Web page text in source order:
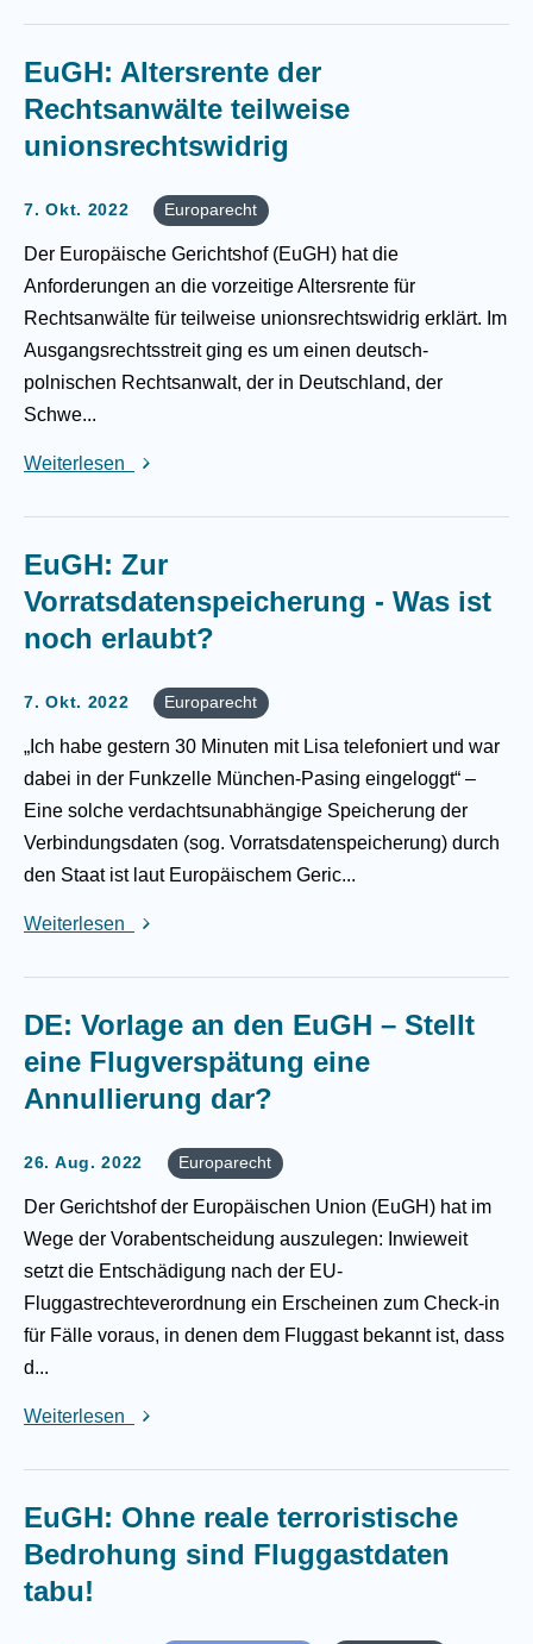
EuGH: Altersrente der
Rechtsanwälte teilweise
unionsrechtswidrig
7. Okt. 2022 Europarecht
Der Europäische Gerichtshof (EuGH) hat die
Anforderungen an die vorzeitige Altersrente für
Rechtsanwälte für teilweise unionsrechtswidrig erklärt. Im
Ausgangsrechtsstreit ging es um einen deutsch-
polnischen Rechtsanwalt, der in Deutschland, der
Schwe...
Weiterlesen
EuGH: Zur
Vorratsdatenspeicherung - Was ist
noch erlaubt?
7. Okt. 2022 Europarecht
„Ich habe gestern 30 Minuten mit Lisa telefoniert und war
dabei in der Funkzelle München-Pasing eingeloggt“ –
Eine solche verdachtsunabhängige Speicherung der
Verbindungsdaten (sog. Vorratsdatenspeicherung) durch
den Staat ist laut Europäischem Geric...
Weiterlesen
DE: Vorlage an den EuGH – Stellt
eine Flugverspätung eine
Annullierung dar?
26. Aug. 2022 Europarecht
Der Gerichtshof der Europäischen Union (EuGH) hat im
Wege der Vorabentscheidung auszulegen: Inwieweit
setzt die Entschädigung nach der EU-
Fluggastrechteverordnung ein Erscheinen zum Check-in
für Fälle voraus, in denen dem Fluggast bekannt ist, dass
d...
Weiterlesen
EuGH: Ohne reale terroristische
Bedrohung sind Fluggastdaten
tabu!